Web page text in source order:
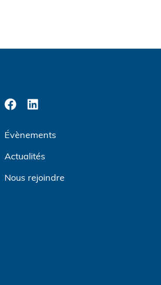
Évènements
Actualités
Nous rejoindre